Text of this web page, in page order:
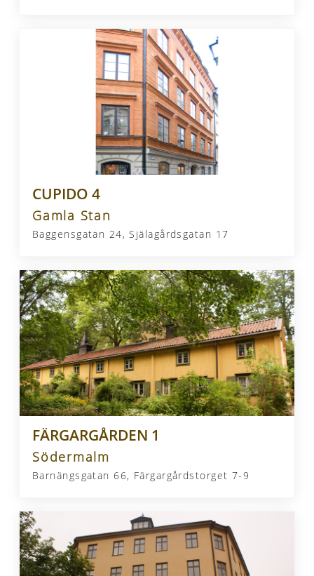
CUPIDO 4
Gamla Stan
Baggensgatan 24, Själagårdsgatan 17
FÄRGARGÅRDEN 1
Södermalm
Barnängsgatan 66, Färgargårdstorget 7-9